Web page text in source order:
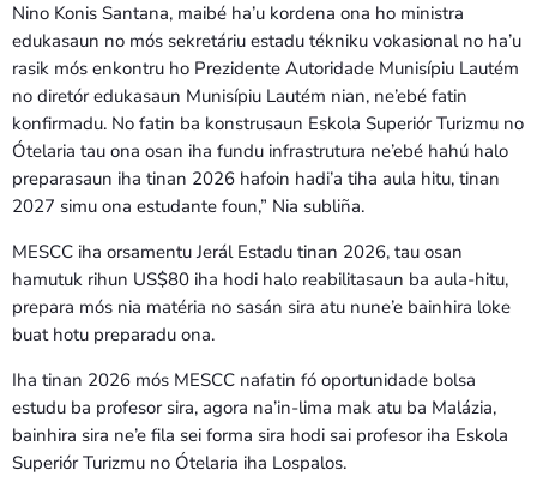
Nino Konis Santana, maibé ha’u kordena ona ho ministra
edukasaun no mós sekretáriu estadu tékniku vokasional no ha’u
rasik mós enkontru ho Prezidente Autoridade Munisípiu Lautém
no diretór edukasaun Munisípiu Lautém nian, ne’ebé fatin
konfirmadu. No fatin ba konstrusaun Eskola Superiór Turizmu no
Ótelaria tau ona osan iha fundu infrastrutura ne’ebé hahú halo
preparasaun iha tinan 2026 hafoin hadi’a tiha aula hitu, tinan
2027 simu ona estudante foun,” Nia subliña.
MESCC iha orsamentu Jerál Estadu tinan 2026, tau osan
hamutuk rihun US$80 iha hodi halo reabilitasaun ba aula-hitu,
prepara mós nia matéria no sasán sira atu nune’e bainhira loke
buat hotu preparadu ona.
Iha tinan 2026 mós MESCC nafatin fó oportunidade bolsa
estudu ba profesor sira, agora na’in-lima mak atu ba Malázia,
bainhira sira ne’e fila sei forma sira hodi sai profesor iha Eskola
Superiór Turizmu no Ótelaria iha Lospalos.